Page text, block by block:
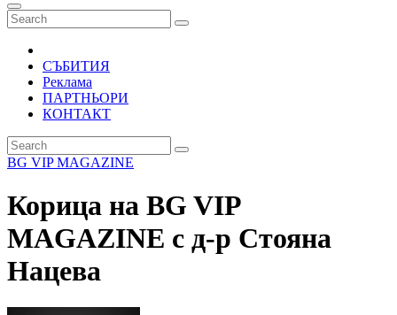
СЪБИТИЯ
Реклама
ПАРТНЬОРИ
КОНТАКТ
BG VIP MAGAZINE
Корица на BG VIP
MAGAZINE с д-р Стояна
Нацева